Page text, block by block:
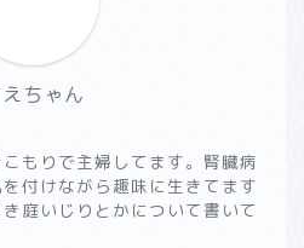
ちゃん
もりで主婦してます。腎臓病
付けながら趣味に生きてます
庭いじりとかについて書いて